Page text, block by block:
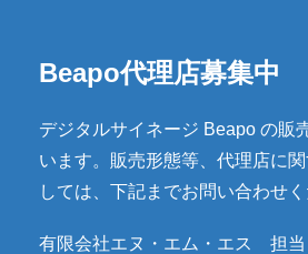
Beapo代理店募集中
デジタルサイネージ Beapo の販
います。販売形態等、代理店に
しては、下記までお問い合わせく
有限会社エヌ・エム・エス 担当